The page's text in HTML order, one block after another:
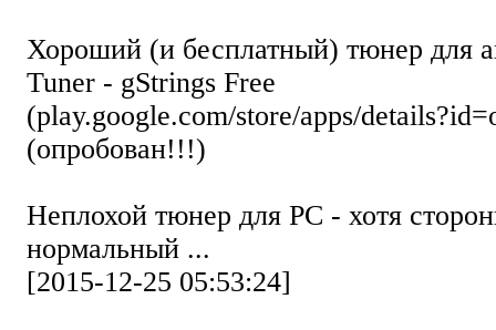
Хороший (и бесплатный) тюнер для
Tuner - gStrings Free
(play.google.com/store/apps/
(опробован!!!)
Неплохой тюнер для РС - хотя
нормальный ...
[2015-12-25 05:53:24]